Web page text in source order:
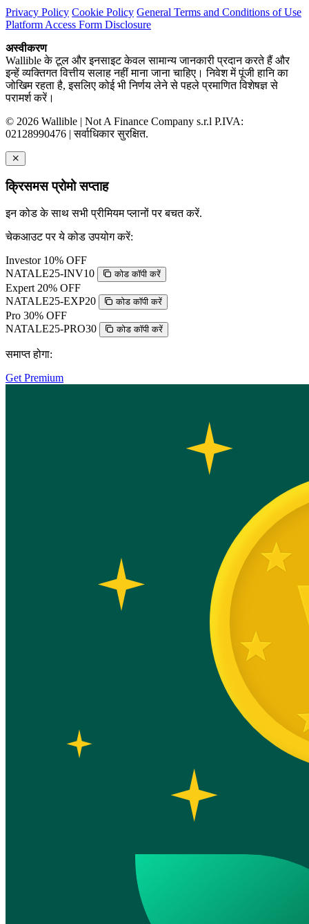
Privacy Policy Cookie Policy General Terms and Conditions of Use
Platform Access Form Disclosure
अस्वीकरण
Wallible के टूल और इनसाइट केवल सामान्य जानकारी प्रदान करते हैं और
इन्हें व्यक्तिगत वित्तीय सलाह नहीं माना जाना चाहिए। निवेश में पूंजी हानि का
जोखिम रहता है, इसलिए कोई भी निर्णय लेने से पहले प्रमाणित विशेषज्ञ से
परामर्श करें।
© 2026 Wallible | Not A Finance Company s.r.l P.IVA:
02128990476 | सर्वाधिकार सुरक्षित.
क्रिसमस प्रोमो सप्ताह
इन कोड के साथ सभी प्रीमियम प्लानों पर बचत करें.
चेकआउट पर ये कोड उपयोग करें:
Investor 10% OFF
NATALE25-INV10
कोड कॉपी करें
Expert 20% OFF
NATALE25-EXP20
कोड कॉपी करें
Pro 30% OFF
NATALE25-PRO30
कोड कॉपी करें
समाप्त होगा:
Get Premium